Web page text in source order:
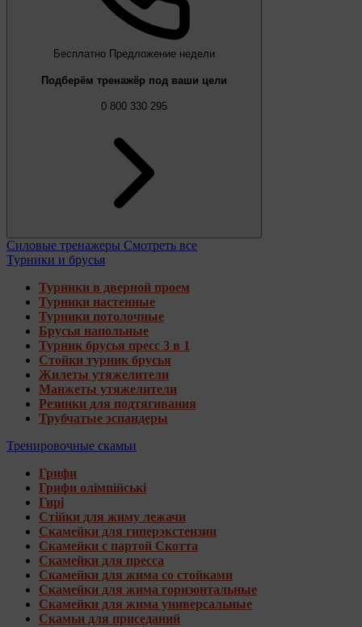
Бесплатно Предложение недели
Подберём тренажёр под ваши цели
0 800 330 295
Силовые тренажеры Смотреть все
Турники и брусья
Турники в дверной проем
Турники настенные
Турники потолочные
Брусья напольные
Турник брусья пресс 3 в 1
Стойки турник брусья
Жилеты утяжелители
Манжеты утяжелители
Резинки для подтягивания
Трубчатые эспандеры
Тренировочные скамьи
Грифи
Грифи олімпійські
Гирі
Стійки для жиму лежачи
Скамейки для гиперэкстензии
Скамейки с партой Скотта
Скамейки для пресса
Скамейки для жима со стойками
Скамейки для жима горизонтальные
Скамейки для жима универсальные
Скамьи для приседаний